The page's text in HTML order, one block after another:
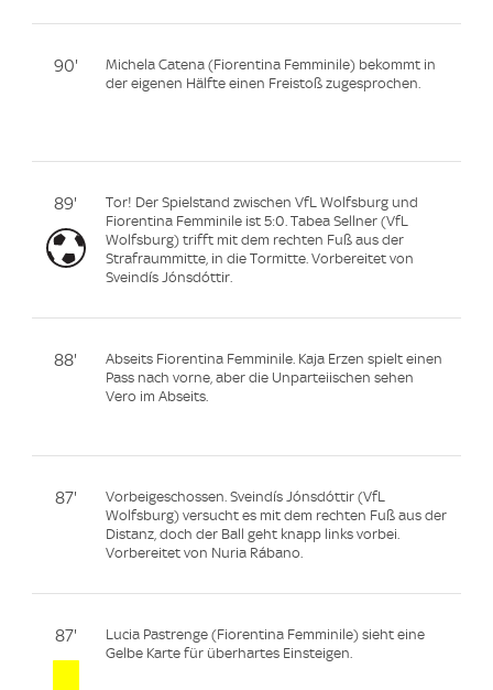
90'
Michela Catena (Fiorentina Femminile) bekommt in
der eigenen Hälfte einen Freistoß zugesprochen.
89'
Tor! Der Spielstand zwischen VfL Wolfsburg und
Fiorentina Femminile ist 5:0. Tabea Sellner (VfL
Wolfsburg) trifft mit dem rechten Fuß aus der
Strafraummitte, in die Tormitte. Vorbereitet von
Sveindís Jónsdóttir.
88'
Abseits Fiorentina Femminile. Kaja Erzen spielt einen
Pass nach vorne, aber die Unparteiischen sehen
Vero im Abseits.
87'
Vorbeigeschossen. Sveindís Jónsdóttir (VfL
Wolfsburg) versucht es mit dem rechten Fuß aus der
Distanz, doch der Ball geht knapp links vorbei.
Vorbereitet von Nuria Rábano.
87'
Lucia Pastrenge (Fiorentina Femminile) sieht eine
Gelbe Karte für überhartes Einsteigen.